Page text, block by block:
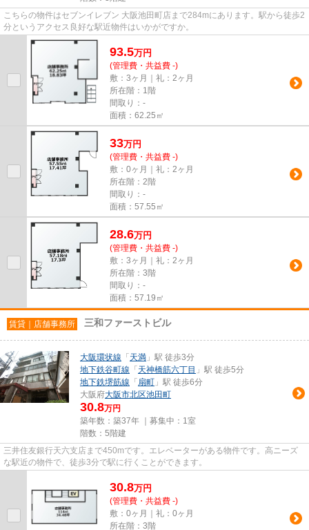
こちらの物件はセブンイレブン 大阪池田町店まで284mにあります。駅から徒歩2
分というアクセス良好な駅近物件はいかがですか。
93.5万円
(管理費・共益費 -)
敷：3ヶ月｜礼：2ヶ月
所在階：1階
間取り：-
面積：62.25㎡
33万円
(管理費・共益費 -)
敷：0ヶ月｜礼：2ヶ月
所在階：2階
間取り：-
面積：57.55㎡
28.6万円
(管理費・共益費 -)
敷：3ヶ月｜礼：2ヶ月
所在階：3階
間取り：-
面積：57.19㎡
賃貸｜店舗事務所 三和ファーストビル
大阪環状線 「 天満 」駅 徒歩3分
地下鉄谷町線 「 天神橋筋六丁目 」駅 徒歩5分
地下鉄堺筋線 「 扇町 」駅 徒歩6分
大阪府大阪市北区池田町
30.8万円
築年数：築37年 ｜募集中： 1室
階数：5階建
三井住友銀行天六支店まで450mです。エレベーターがある物件です。高ニーズ
な駅近の物件で、徒歩3分で駅に行くことができます。
30.8万円
(管理費・共益費 -)
敷：0ヶ月｜礼：0ヶ月
所在階：3階